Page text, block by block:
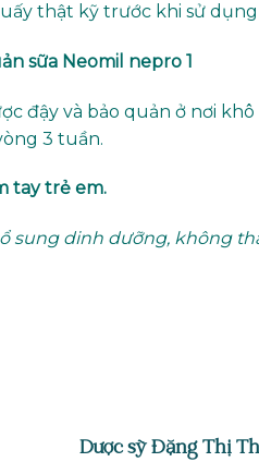
thật kỹ trước khi sử dụng
sữa Neomil nepro 1
đậy và bảo quản ở nơi
3 tuần.
tay trẻ em.
sung dinh dưỡng, không
Dược sỹ Đặng Thị